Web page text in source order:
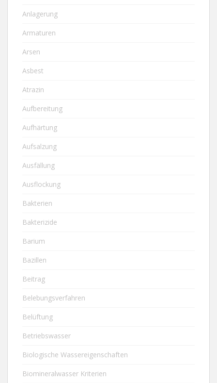
Anlagerung
Armaturen
Arsen
Asbest
Atrazin
Aufbereitung
Aufhärtung
Aufsalzung
Ausfällung
Ausflockung
Bakterien
Bakterizide
Barium
Bazillen
Beitrag
Belebungsverfahren
Belüftung
Betriebswasser
Biologische Wassereigenschaften
Biomineralwasser Kriterien